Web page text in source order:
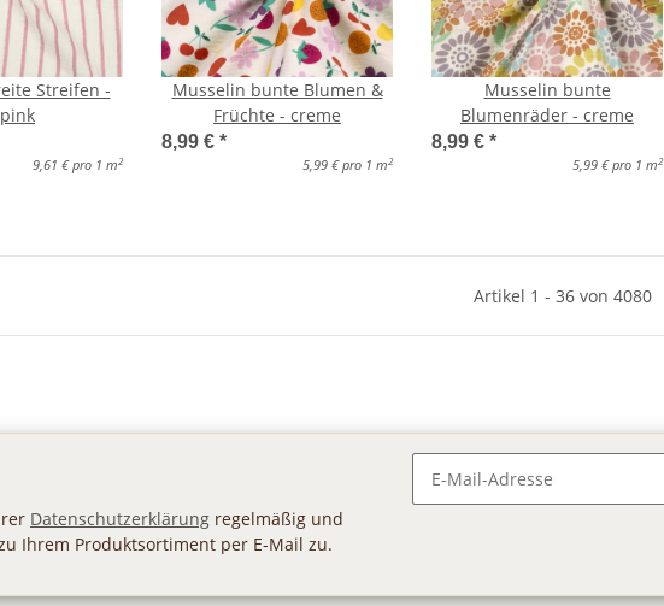
Streifen -
9,61 € pro 1 m2
Musselin bunte Blumen &
Früchte - creme
8,99 € *
5,99 € pro 1 m2
Musselin bunte
Blumenräder - creme
8,99 € *
5,99 € pro 1 m2
Artikel 1 - 36 von 4080
Datenschutzerklärung regelmäßig und
Ihrem Produktsortiment per E-Mail zu.